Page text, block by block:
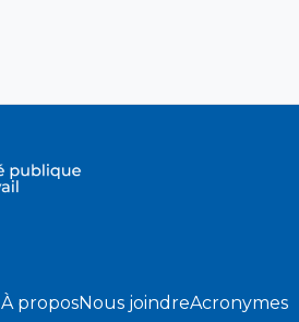
À proposNous joindreAcronymes